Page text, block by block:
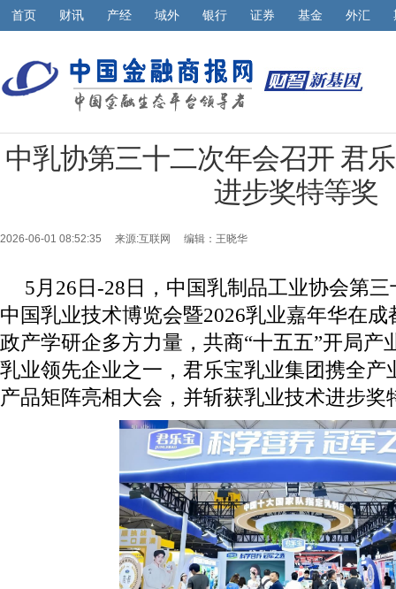
首页 财讯 产经 域外 银行 证券 基金 外汇
中乳协第三十二次年会召开 君
进步奖特等奖
2026-06-01 08:52:35 来源:互联网 编辑：王晓华
5月26日-28日，中国乳制品工业协会第
中国乳业技术博览会暨2026乳业嘉年华在
政产学研企多方力量，共商“十五五”开局产
乳业领先企业之一，君乐宝乳业集团携全产
产品矩阵亮相大会，并斩获乳业技术进步奖